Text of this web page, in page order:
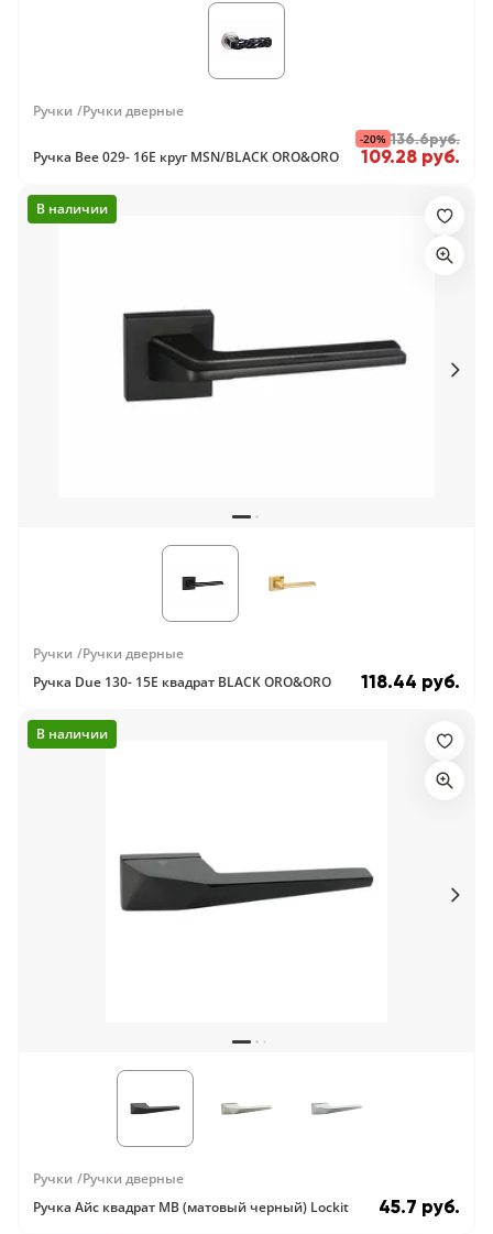
Ручки Ручки дверные
Ручка Bee 029- 16E круг MSN/BLACK ORO&ORO
-20% 136.6руб.
109.28 руб.
В наличии
Ручки
Ручки дверные
Ручка Due 130- 15E квадрат BLACK ORO&ORO
118.44 руб.
В наличии
Ручки
Ручки дверные
Ручка Айс квадрат MB (матовый черный) Lockit
45.7 руб.